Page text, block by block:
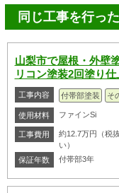
同じ工事を行っ
山梨市で屋根・外壁
リコン塗装2回塗り仕
工事内容 付帯部塗装 そ
使用材料 ファインSi
工事費用
約12.7万円（税
い）
保証年数
付帯部3年